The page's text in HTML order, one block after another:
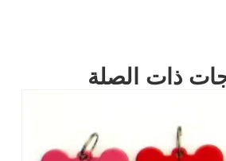
ذات الصلة